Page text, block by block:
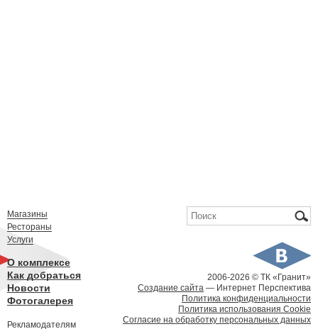
2006-2026 © ТК «Гранит»
Создание сайта — Интернет Перспектива
Политика конфиденциальности
Политика использования Cookie
Согласие на обработку персональных данных
Форма поиска
Поиск
Магазины
Рестораны
Услуги
О комплексе
Как добраться
Новости
Фотогалерея
Рекламодателям